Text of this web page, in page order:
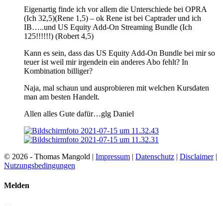
Eigenartig finde ich vor allem die Unterschiede bei OPRA
(Ich 32,5)(Rene 1,5) – ok Rene ist bei Captrader und ich
IB…..und US Equity Add-On Streaming Bundle (Ich
125!!!!!!) (Robert 4,5)
Kann es sein, dass das US Equity Add-On Bundle bei mir so
teuer ist weil mir irgendein ein anderes Abo fehlt? In
Kombination billiger?
Naja, mal schaun und ausprobieren mit welchen Kursdaten
man am besten Handelt.
Allen alles Gute dafür…glg Daniel
© 2026 - Thomas Mangold | Impressum | Datenschutz | Disclaimer|
Nutzungsbedingungen
Melden